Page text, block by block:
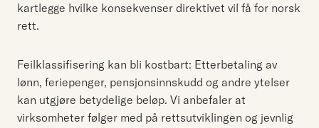
kartlegge hvilke konsekvenser direktivet vil få for norsk
rett.
Feilklassifisering kan bli kostbart: Etterbetaling av
lønn, feriepenger, pensjonsinnskudd og andre ytelser
kan utgjøre betydelige beløp. Vi anbefaler at
virksomheter følger med på rettsutviklingen og jevnlig